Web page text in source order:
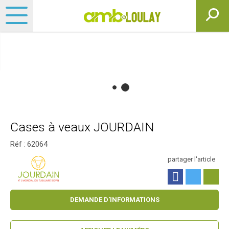
Cases à veaux JOURDAIN
Réf : 62064
partager l'article
DEMANDE D'INFORMATIONS